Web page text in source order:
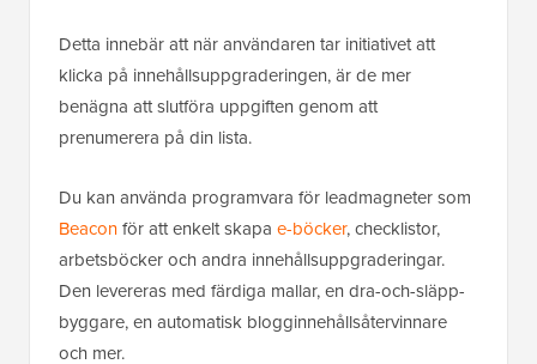
Detta innebär att när användaren tar initiativet att
klicka på innehållsuppgraderingen, är de mer
benägna att slutföra uppgiften genom att
prenumerera på din lista.
Du kan använda programvara för leadmagneter som
Beaconför att enkelt skapa e-böcker, checklistor,
arbetsböcker och andra innehållsuppgraderingar.
Den levereras med färdiga mallar, en dra-och-släpp-
byggare, en automatisk blogginnehållsåtervinnare
och mer.